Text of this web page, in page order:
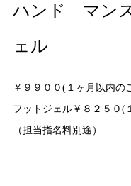
ハンド マン
ェル
￥９９００(１ヶ月以内
フットジェル￥８２５０(
（担当指名料別途）